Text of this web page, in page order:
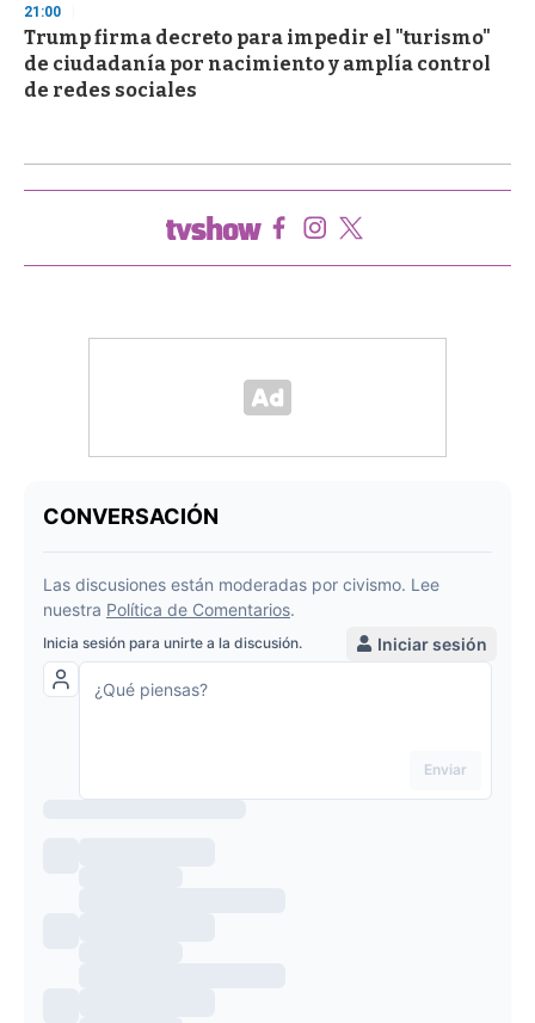
21:00
Trump firma decreto para impedir el "turismo"
de ciudadanía por nacimiento y amplía control
de redes sociales